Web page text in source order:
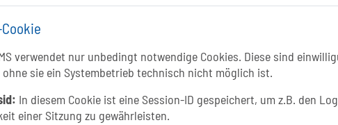
verwendet nur unbedingt notwendige Cookies. Diese sind
ohne sie ein Systembetrieb technisch nicht möglich ist.
In diesem Cookie ist eine Session-ID gespeichert, um z.B. den
einer Sitzung zu gewährleisten.